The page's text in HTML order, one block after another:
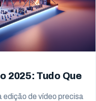
2025: Tudo Que
edição de vídeo precisa